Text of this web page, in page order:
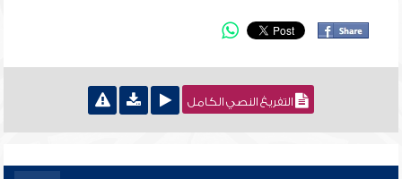
التفريغ النصي الكامل